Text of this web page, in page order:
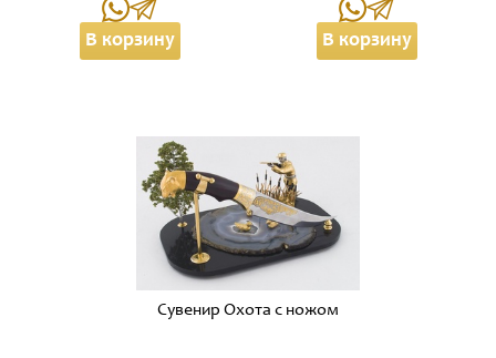
В корзину В корзину
Сувенир Охота с ножом